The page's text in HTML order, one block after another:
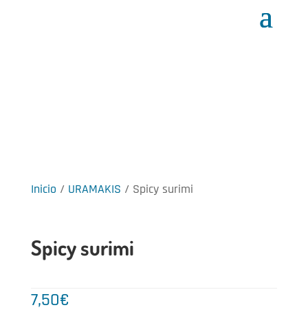
Inicio / URAMAKIS / Spicy surimi
Spicy surimi
7,50€